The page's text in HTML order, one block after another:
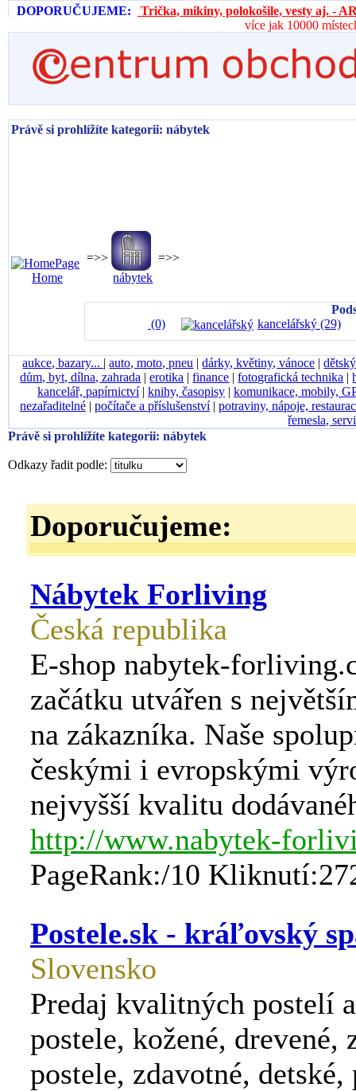
DOPORUČUJEME:
Trička, mikiny, polokošile, vesty aj. -
více jak 10000
Právě si prohlížíte kategorii: nábytek
Home
=>>
nábytek
=>>
(0)
kancelářský (29)
aukce, bazary... |auto, moto, pneu |dárky, květiny, vánoce |
dům, byt, dílna, zahrada |erotika |finance |fotografická technika |
kancelář, papírnictví| knihy, časopisy | komunikace, mobily,
nezařaditelné | počítače a příslušenství| potraviny, nápoje,
řemesla,
Právě si prohlížíte kategorii: nábytek
Odkazy řadit podle:
Doporučujeme:
Nábytek Forliving
Česká republika
E-shop nabytek-
začátku utvářen s
na zákazníka. Naše
českými i evropskými
nejvyšší kvalitu
http://www.nabytek-
PageRank:/10
Postele.sk - kráľovský
Slovensko
Predaj kvalitných postelí
postele, kožené, drevené,
postele, zdavotné,